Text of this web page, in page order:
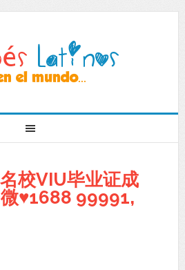
校VIU毕业证成
♥1688 99991,